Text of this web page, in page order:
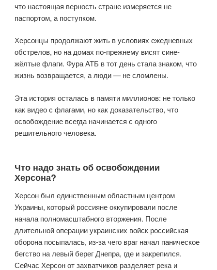
что настоящая верность стране измеряется не
паспортом, а поступком.
Херсонцы продолжают жить в условиях ежедневных
обстрелов, но на домах по-прежнему висят сине-
жёлтые флаги. Фура АТБ в тот день стала знаком, что
жизнь возвращается, а люди — не сломлены.
Эта история осталась в памяти миллионов: не только
как видео с флагами, но как доказательство, что
освобождение всегда начинается с одного
решительного человека.
Что надо знать об освобождении
Херсона?
Херсон был единственным областным центром
Украины, который россияне оккупировали после
начала полномасштабного вторжения. После
длительной операции украинских войск российская
оборона посыпалась, из-за чего враг начал паническое
бегство на левый берег Днепра, где и закрепился.
Сейчас Херсон от захватчиков разделяет река и